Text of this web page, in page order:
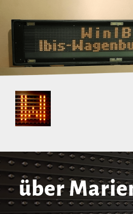
springen
über